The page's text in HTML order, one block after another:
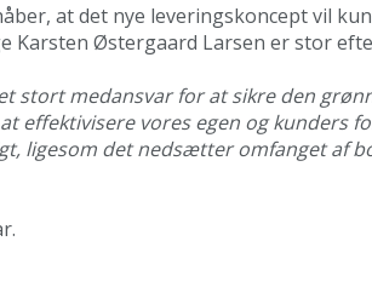
at det nye leveringskoncept vil
Karsten Østergaard Larsen er stor
stort medansvar for at sikre den
at effektivisere vores egen og
ligesom det nedsætter omfanget af